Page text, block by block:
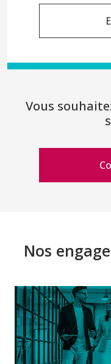
Vous
Nos